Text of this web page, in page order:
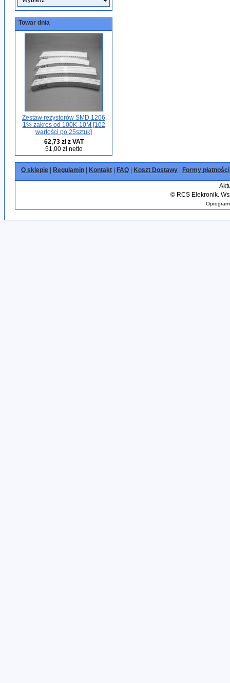
Towar dnia
Zestaw rezystorów SMD 1206
1% zakres od 100K-10M [102
wartości po 25sztuk]
62,73 zł z VAT
51,00 zł netto
O sklepie Regulamin Kontakt FAQ Koszt Dostawy Formy płatności
©RCS Elekronik.